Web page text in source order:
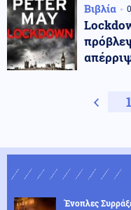
Βιβλία
1
Ένοπλες